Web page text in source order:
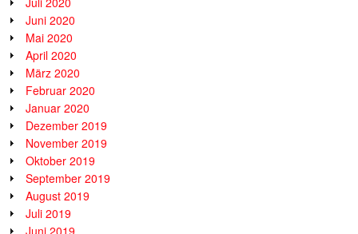
Juni 2020
Mai 2020
April 2020
März 2020
Februar 2020
Januar 2020
Dezember 2019
November 2019
Oktober 2019
September 2019
August 2019
Juli 2019